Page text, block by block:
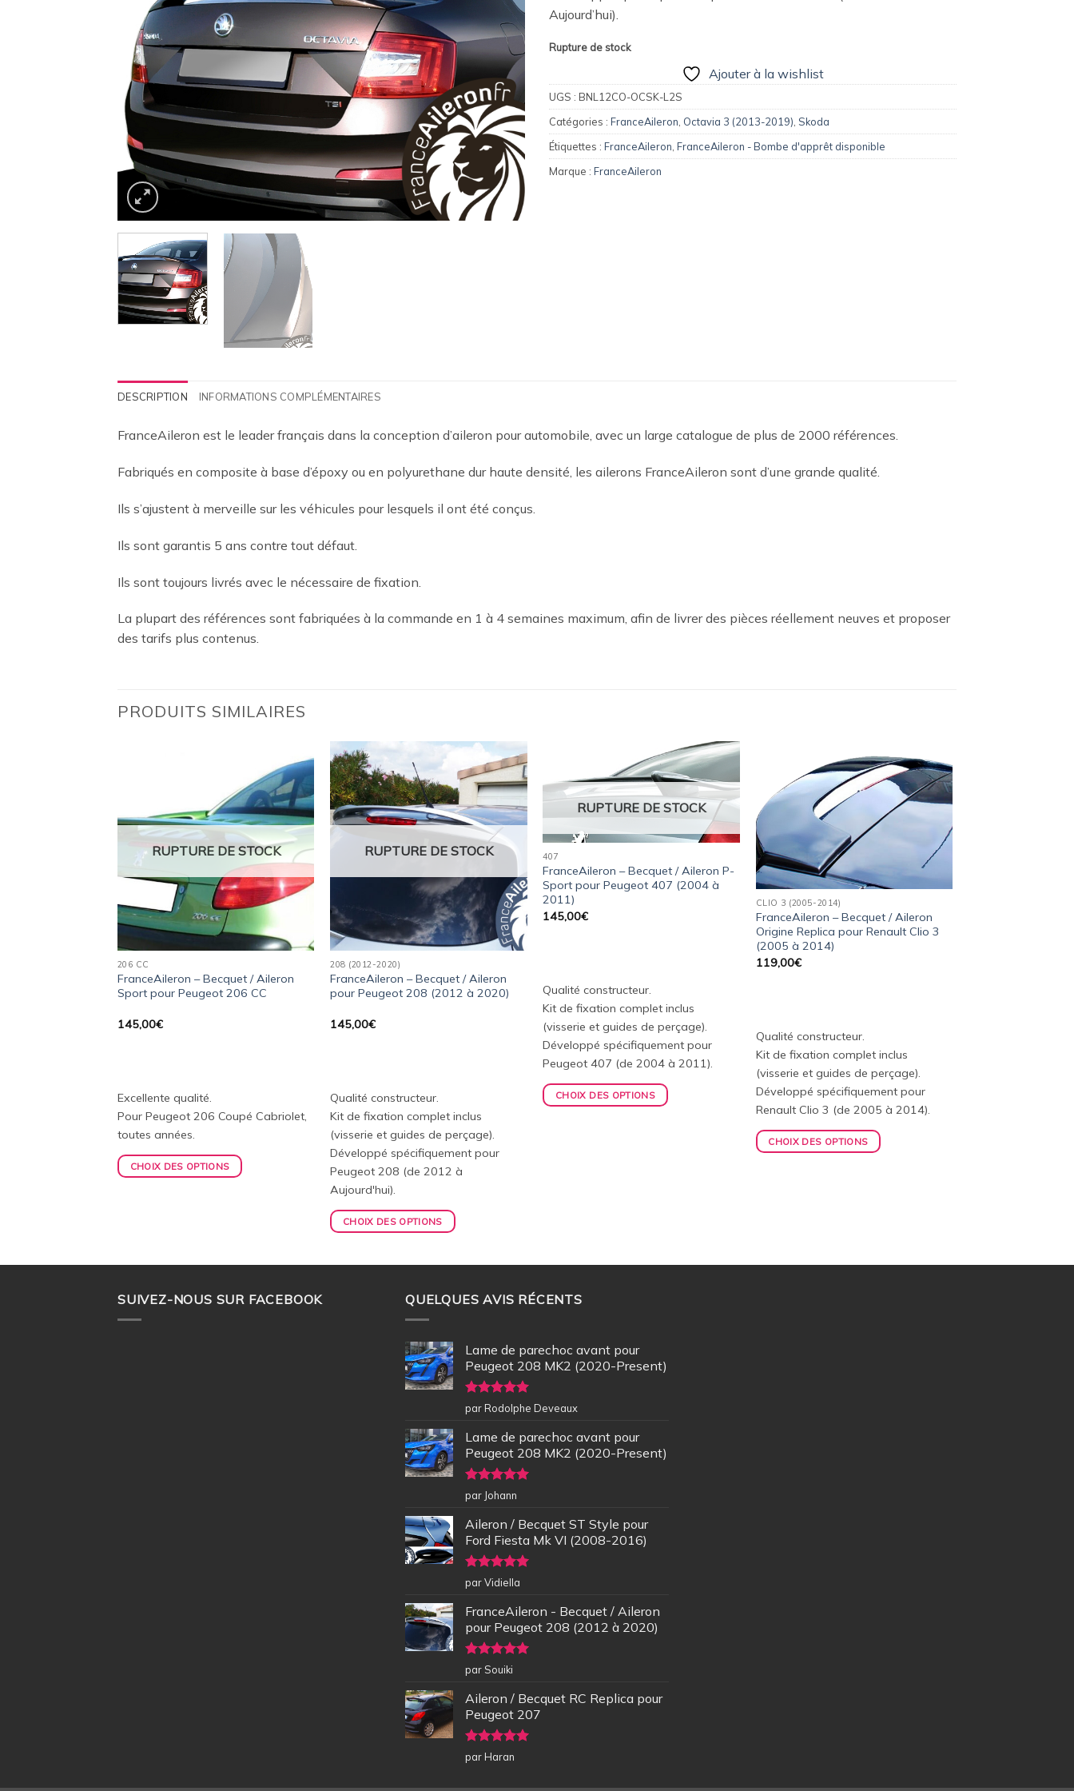
Aujourd’hui).
Rupture de stock
Ajouter à la wishlist
UGS : BNL12CO-OCSK-L2S
Catégories : FranceAileron Octavia 3 (2013-2019) Skoda
Étiquettes : FranceAileron FranceAileron - Bombe d'apprêt disponible
Marque : FranceAileron
DESCRIPTION INFORMATIONS COMPLÉMENTAIRES
FranceAileron est le leader français dans la conception d’aileron pour automobile, avec un large catalogue de plus de 2000 références.
Fabriqués en composite à base d’époxy ou en polyurethane dur haute densité, les ailerons FranceAileron sont d’une grande qualité.
Ils s’ajustent à merveille sur les véhicules pour lesquels il ont été conçus.
Ils sont garantis 5 ans contre tout défaut.
Ils sont toujours livrés avec le nécessaire de fixation.
La plupart des références sont fabriquées à la commande en 1 à 4 semaines maximum, afin de livrer des pièces réellement neuves et proposer
des tarifs plus contenus.
PRODUITS SIMILAIRES
Ajouter
à la
wishlist
RUPTURE DE STOCK
206 CC
FranceAileron – Becquet / Aileron
Sport pour Peugeot 206 CC
145,00€
Excellente qualité.
Pour Peugeot 206 Coupé Cabriolet,
toutes années.
CHOIX DES OPTIONS
Ajouter
à la
wishlist
RUPTURE DE STOCK
208 (2012-2020)
FranceAileron – Becquet / Aileron
pour Peugeot 208 (2012 à 2020)
145,00€
Qualité constructeur.
Kit de fixation complet inclus
(visserie et guides de perçage).
Développé spécifiquement pour
Peugeot 208 (de 2012 à
Aujourd'hui).
CHOIX DES OPTIONS
Ajouter
wishlist
RUPTURE DE STOCK
407
FranceAileron – Becquet / Aileron P-
Sport pour Peugeot 407 (2004 à
2011)
145,00€
Qualité constructeur.
Kit de fixation complet inclus
(visserie et guides de perçage).
Développé spécifiquement pour
Peugeot 407 (de 2004 à 2011).
CHOIX DES OPTIONS
Ajouter
à la
wishlist
CLIO 3 (2005-2014)
FranceAileron – Becquet / Aileron
Origine Replica pour Renault Clio 3
(2005 à 2014)
119,00€
Qualité constructeur.
Kit de fixation complet inclus
(visserie et guides de perçage).
Développé spécifiquement pour
Renault Clio 3 (de 2005 à 2014).
CHOIX DES OPTIONS
SUIVEZ-NOUS SUR FACEBOOK QUELQUES AVIS RÉCENTS
Lame de parechoc avant pour
Peugeot 208 MK2 (2020-Present)
Note5sur
5
par Rodolphe Deveaux
Lame de parechoc avant pour
Peugeot 208 MK2 (2020-Present)
Note5sur
5
par Johann
Aileron / Becquet ST Style pour
Ford Fiesta Mk VI (2008-2016)
Note5sur
5
par Vidiella
FranceAileron - Becquet / Aileron
pour Peugeot 208 (2012 à 2020)
Note5sur
5
par Souiki
Aileron / Becquet RC Replica pour
Peugeot 207
Note5sur
5
par Haran